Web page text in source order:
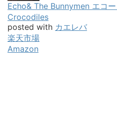
Echo& The Bunnymen エコ
Crocodiles
posted with カエレバ
楽天市場
Amazon